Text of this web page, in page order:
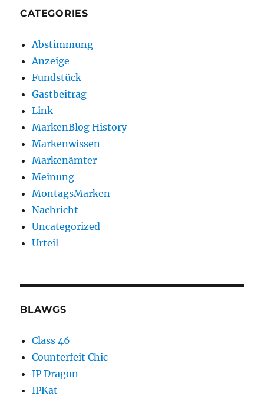
CATEGORIES
Abstimmung
Anzeige
Fundstück
Gastbeitrag
Link
MarkenBlog History
Markenwissen
Markenämter
Meinung
MontagsMarken
Nachricht
Uncategorized
Urteil
BLAWGS
Class 46
Counterfeit Chic
IP Dragon
IPKat